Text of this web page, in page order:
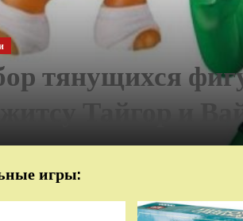
тянущихся
Тайгор и
игры: